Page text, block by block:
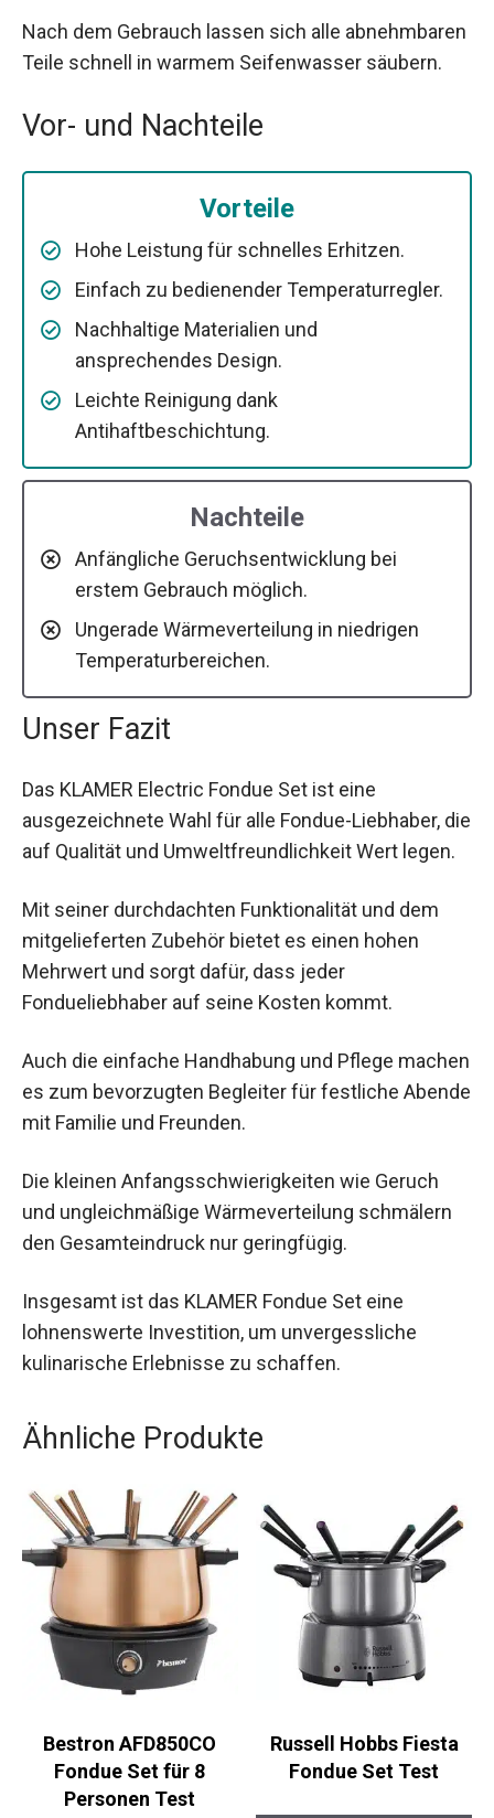
Nach dem Gebrauch lassen sich alle abnehmbaren
Teile schnell in warmem Seifenwasser säubern.
Vor- und Nachteile
Vorteile
Hohe Leistung für schnelles Erhitzen.
Einfach zu bedienender Temperaturregler.
Nachhaltige Materialien und
ansprechendes Design.
Leichte Reinigung dank
Antihaftbeschichtung.
Nachteile
Anfängliche Geruchsentwicklung bei
erstem Gebrauch möglich.
Ungerade Wärmeverteilung in niedrigen
Temperaturbereichen.
Unser Fazit
Das KLAMER Electric Fondue Set ist eine
ausgezeichnete Wahl für alle Fondue-Liebhaber, die
auf Qualität und Umweltfreundlichkeit Wert legen.
Mit seiner durchdachten Funktionalität und dem
mitgelieferten Zubehör bietet es einen hohen
Mehrwert und sorgt dafür, dass jeder
Fondueliebhaber auf seine Kosten kommt.
Auch die einfache Handhabung und Pflege machen
es zum bevorzugten Begleiter für festliche Abende
mit Familie und Freunden.
Die kleinen Anfangsschwierigkeiten wie Geruch
und ungleichmäßige Wärmeverteilung schmälern
den Gesamteindruck nur geringfügig.
Insgesamt ist das KLAMER Fondue Set eine
lohnenswerte Investition, um unvergessliche
kulinarische Erlebnisse zu schaffen.
Ähnliche Produkte
Bestron AFD850CO
Fondue Set für 8
Personen Test
Russell Hobbs Fiesta
Fondue Set Test